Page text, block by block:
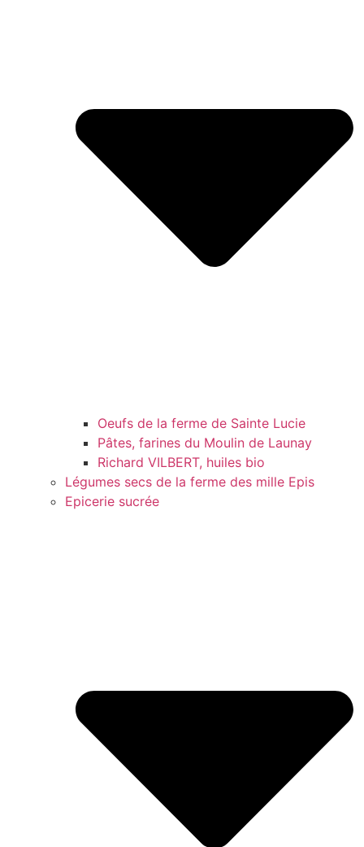
Oeufs de la ferme de Sainte Lucie
Pâtes, farines du Moulin de Launay
Richard VILBERT, huiles bio
Légumes secs de la ferme des mille Epis
Epicerie sucrée